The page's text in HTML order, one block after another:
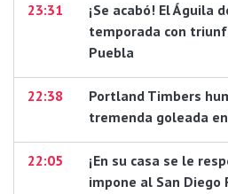
23:31
¡Se acabó! El Águila
temporada con
Puebla
22:38
Portland Timbers
tremenda goleada
22:05
¡En su casa se le
impone al San Diego